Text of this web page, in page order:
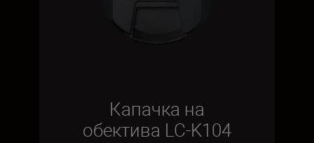
Капачка на
обектива LC-K104